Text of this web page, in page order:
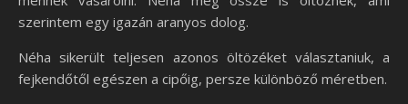
szerintem egy igazán aranyos dolog.
Néha sikerült teljesen azonos öltözéket választaniuk, a
fejkendőtől egészen a cipőig, persze különböző méretben.